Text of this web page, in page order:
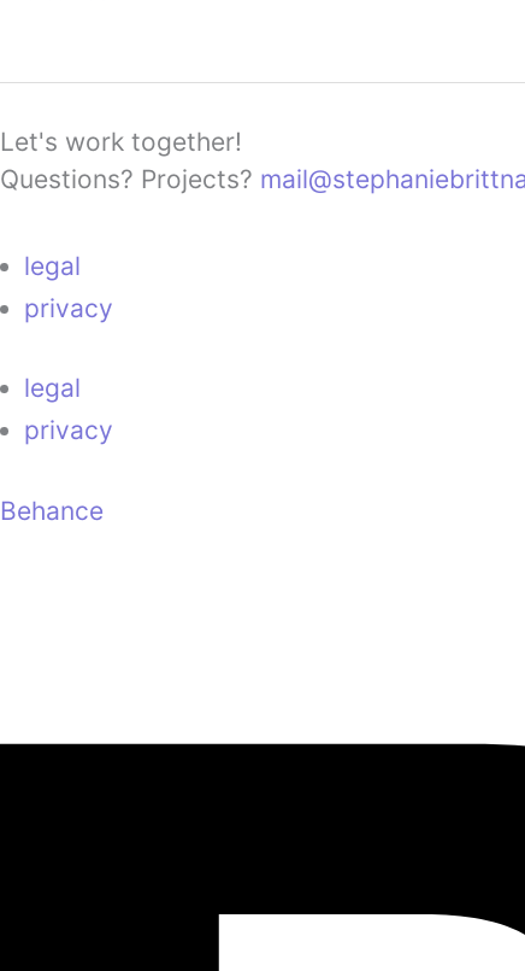
Let's work together!
Questions? Projects?
legal
privacy
legal
privacy
Behance